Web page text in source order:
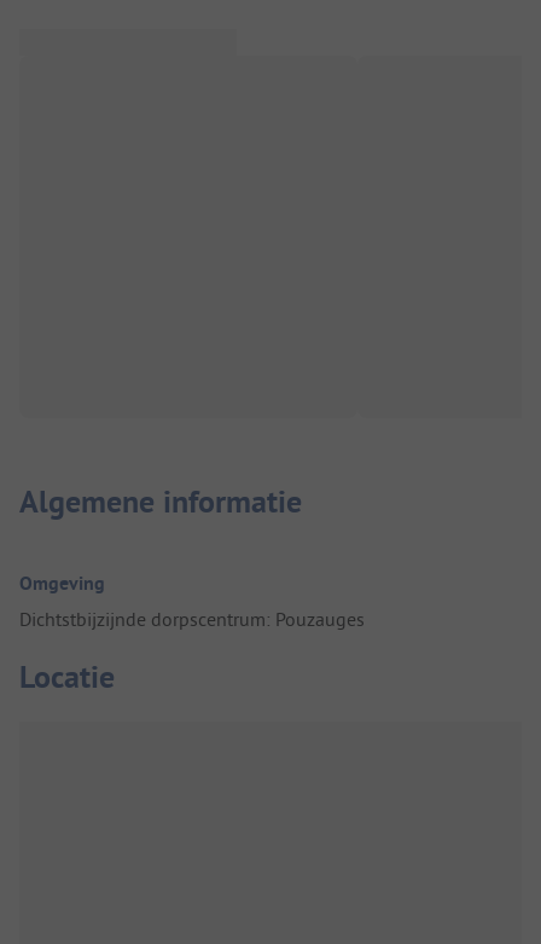
Algemene informatie
Omgeving
Dichtstbijzijnde dorpscentrum: Pouzauges
Locatie